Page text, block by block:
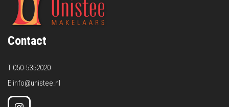
Contact
T 050-5352020
E info@unistee.nl